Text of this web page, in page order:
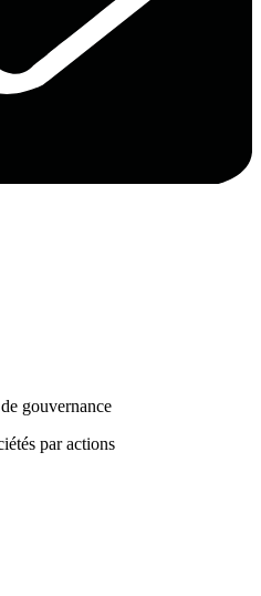
gouvernance
par actions